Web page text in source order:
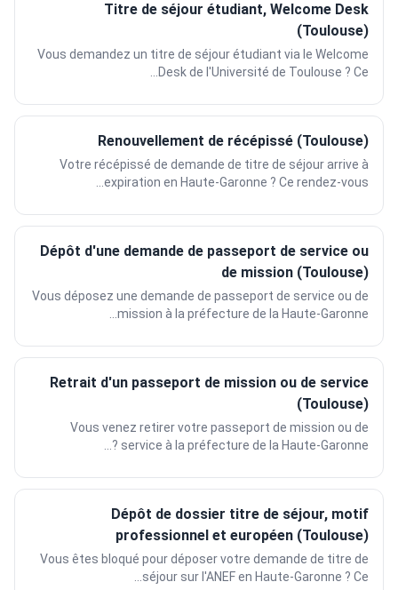
Titre de séjour étudiant, Welcome Desk
(Toulouse)
Vous demandez un titre de séjour étudiant via le Welcome
Desk de l'Université de Toulouse ? Ce...
Renouvellement de récépissé (Toulouse)
Votre récépissé de demande de titre de séjour arrive à
expiration en Haute-Garonne ? Ce rendez-vous...
Dépôt d'une demande de passeport de service ou
de mission (Toulouse)
Vous déposez une demande de passeport de service ou de
mission à la préfecture de la Haute-Garonne...
Retrait d'un passeport de mission ou de service
(Toulouse)
Vous venez retirer votre passeport de mission ou de
service à la préfecture de la Haute-Garonne ?...
Dépôt de dossier titre de séjour, motif
professionnel et européen (Toulouse)
Vous êtes bloqué pour déposer votre demande de titre de
séjour sur l'ANEF en Haute-Garonne ? Ce...